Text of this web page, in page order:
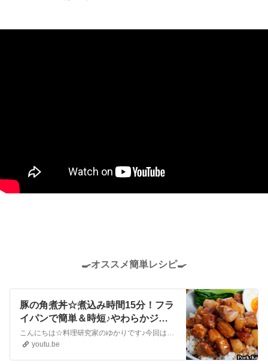
🍳オススメ簡単レシピ🍳
豚の角煮丼☆煮込み時間15分！フラ
イパンで簡単＆時短♪やわらかジュ
ーシーな角煮丼に仕上げる方法をご
紹介します☆-How to make Kakuni
Pork Bowl-【料理研究家ゆかり】
youtu.be